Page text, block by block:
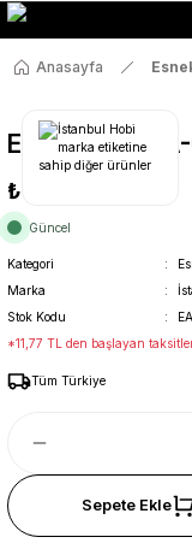
Size Özel "HG10"
Anasayfa
Esnek Aplik
₺62
Güncel
Kategori
Marka
Stok Kodu
*11,77 TL den başlayan
Tüm Türkiye
Sepete Ekle